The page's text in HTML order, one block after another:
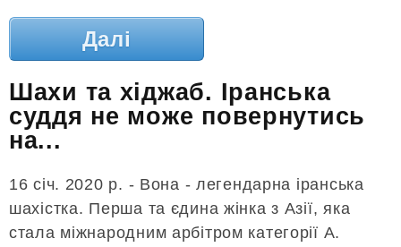
Далі
Шахи та хіджаб. Іранська
суддя не може повернутись
на...
16 січ. 2020 р. - Вона - легендарна іранська
шахістка. Перша та єдина жінка з Азії, яка
стала міжнародним арбітром категорії А.